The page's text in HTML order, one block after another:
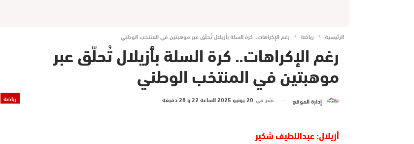
الرئيسية رياضة رغم الإكراهات.. كرة السلة بأزيلال تُحلّق عبر موهبتين في المنتخب الوطني
رغم الإكراهات.. كرة السلة بأزيلال تُحلّق عبر
موهبتين في المنتخب الوطني
رياضة إدارة الموقع نشر في 20 يونيو 2025 الساعة 22 و 28 دقيقة
أزيلال: عبداللطيف شكير